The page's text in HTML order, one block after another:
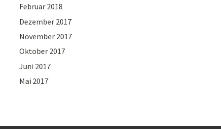
Februar 2018
Dezember 2017
November 2017
Oktober 2017
Juni 2017
Mai 2017